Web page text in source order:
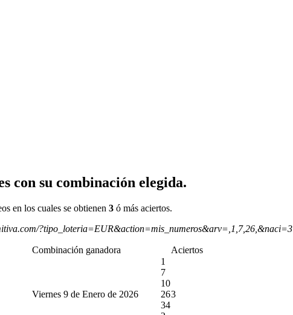
con su combinación elegida.
en los cuales se obtienen 3 ó más aciertos.
?tipo_loteria=EUR&action=mis_numeros&arv=,1,7,26,&naci=3
Combinación ganadora Aciertos
Viernes 9 de Enero de 2026
1
7
10
26
34
3